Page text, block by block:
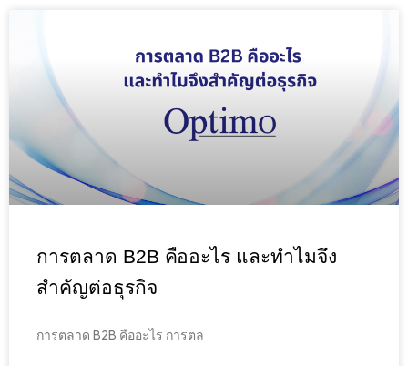
การตลาด B2B คืออะไร และทำไมจึง
สำคัญต่อธุรกิจ
การตลาด B2B คืออะไร การตล